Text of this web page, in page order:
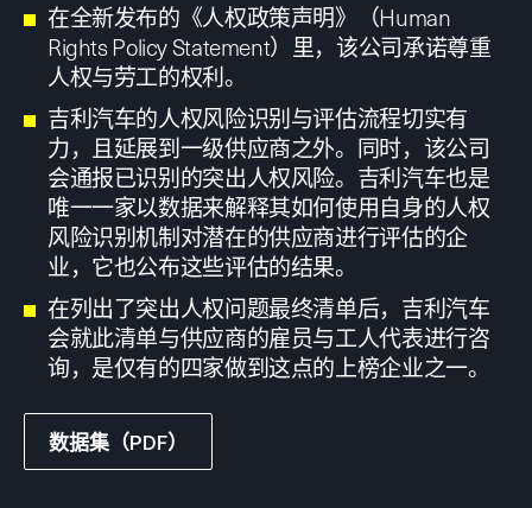
在全新发布的《人权政策声明》（Human
Rights Policy Statement）里，该公司承诺尊重
人权与劳工的权利。
吉利汽车的人权风险识别与评估流程切实有
力，且延展到一级供应商之外。同时，该公司
会通报已识别的突出人权风险。吉利汽车也是
唯一一家以数据来解释其如何使用自身的人权
风险识别机制对潜在的供应商进行评估的企
业，它也公布这些评估的结果。
在列出了突出人权问题最终清单后，吉利汽车
会就此清单与供应商的雇员与工人代表进行咨
询，是仅有的四家做到这点的上榜企业之一。
数据集（PDF）